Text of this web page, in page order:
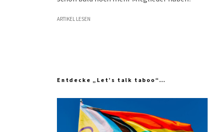
ARTIKEL LESEN
Entdecke „Let’s talk taboo“…